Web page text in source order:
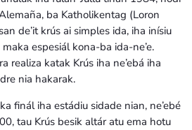
ba Katholikentag (Loron
de’it krús ai simples ida, iha inísiu
espesiál kona-ba ida-ne’e.
realiza katak Krús iha ne’ebá iha
nia hakarak.
finál iha estádiu sidade nian, ne’ebé
tau Krús besik altár atu ema hotu